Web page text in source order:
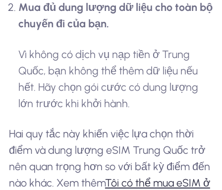
Mua đủ dung lượng dữ liệu cho toàn bộ
chuyến đi của bạn.
Vì không có dịch vụ nạp tiền ở Trung
Quốc, bạn không thể thêm dữ liệu nếu
hết. Hãy chọn gói cước có dung lượng
lớn trước khi khởi hành.
Hai quy tắc này khiến việc lựa chọn thời
điểm và dung lượng eSIM Trung Quốc trở
nên quan trọng hơn so với bất kỳ điểm đến
nào khác. Xem thêmTôi có thể mua eSIM ở